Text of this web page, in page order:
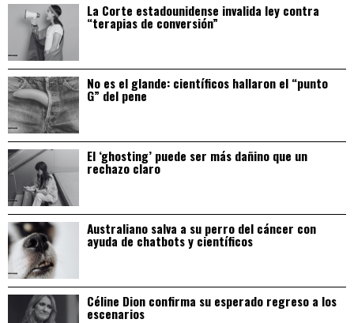
La Corte estadounidense invalida ley contra
“terapias de conversión”
No es el glande: científicos hallaron el “punto
G” del pene
El ‘ghosting’ puede ser más dañino que un
rechazo claro
Australiano salva a su perro del cáncer con
ayuda de chatbots y científicos
Céline Dion confirma su esperado regreso a los
escenarios